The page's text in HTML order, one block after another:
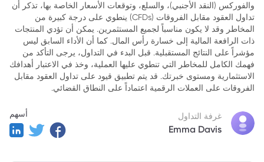
5. الخلاصة
والفوركس (النقد الأجنبي)، والسلع، وتوقعات الأسعار الخاصة بها، تذكر أن
تداول العقود مقابل الفروقات (CFDs) ينطوي على درجة كبيرة من
المخاطر وقد لا يكون مناسباً لجميع المستثمرين. يمكن أن تؤدي المنتجات
ذات الرافعة المالية إلى خسارة رأس المال. كما أن الأداء السابق ليس
مؤشراً على النتائج المستقبلية. قبل البدء في التداول، يرجى التأكد من
فهمك الكامل للمخاطر التي تنطوي عليها العملية، وخذ في الاعتبار أهدافك
الاستثمارية ومستوى خبرتك. قد يتم تطبيق قيود على تداول العقود مقابل
الفروقات على العملات الرقمية اعتماداً على النطاق القضائي.
غرفة التداول
Emma Davis
أسهم